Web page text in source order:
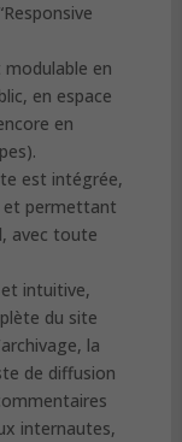
modulable en
en espace
en
est intégrée,
et permettant
avec toute
intuitive,
du site
la
de diffusion
internautes,